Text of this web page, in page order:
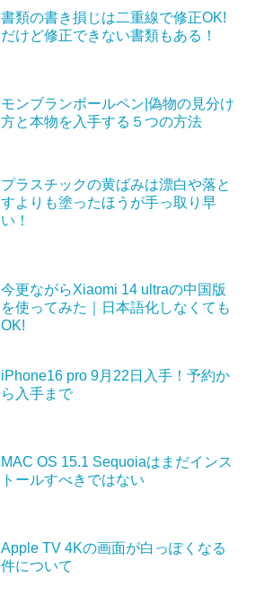
書類の書き損じは二重線で修正OK!
だけど修正できない書類もある！
モンブランボールペン|偽物の見分け
方と本物を入手する５つの方法
プラスチックの黄ばみは漂白や落と
すよりも塗ったほうが手っ取り早
い！
今更ながらXiaomi 14 ultraの中国版
を使ってみた｜日本語化しなくても
OK!
iPhone16 pro 9月22日入手！予約か
ら入手まで
MAC OS 15.1 Sequoiaはまだインス
トールすべきではない
Apple TV 4Kの画面が白っぽくなる
件について